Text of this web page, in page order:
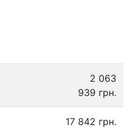
2 063
939 грн.
17 842 грн.